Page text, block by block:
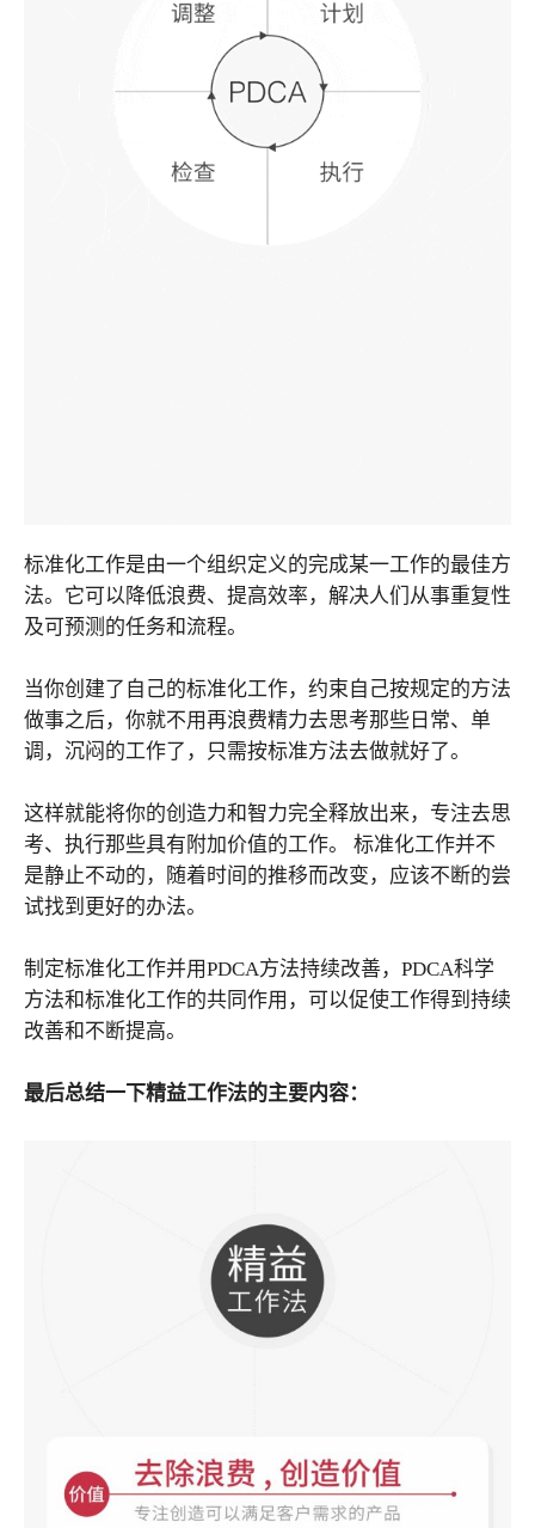
标准化工作是由一个组织定义的完成某一工作的最佳方
法。它可以降低浪费、提高效率，解决人们从事重复性
及可预测的任务和流程。
当你创建了自己的标准化工作，约束自己按规定的方法
做事之后，你就不用再浪费精力去思考那些日常、单
调，沉闷的工作了，只需按标准方法去做就好了。
这样就能将你的创造力和智力完全释放出来，专注去思
考、执行那些具有附加价值的工作。 标准化工作并不
是静止不动的，随着时间的推移而改变，应该不断的尝
试找到更好的办法。
制定标准化工作并用PDCA方法持续改善，PDCA科学
方法和标准化工作的共同作用，可以促使工作得到持续
改善和不断提高。
最后总结一下精益工作法的主要内容：